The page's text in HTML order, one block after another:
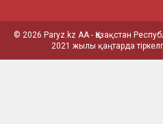
© 2026 Paryz.kz АА - Қазақстан
2021 жылы қаңтарда